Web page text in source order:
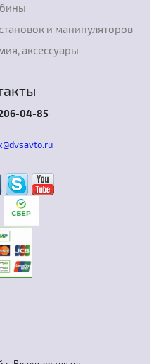
и манипуляторов
аксессуары
04-85